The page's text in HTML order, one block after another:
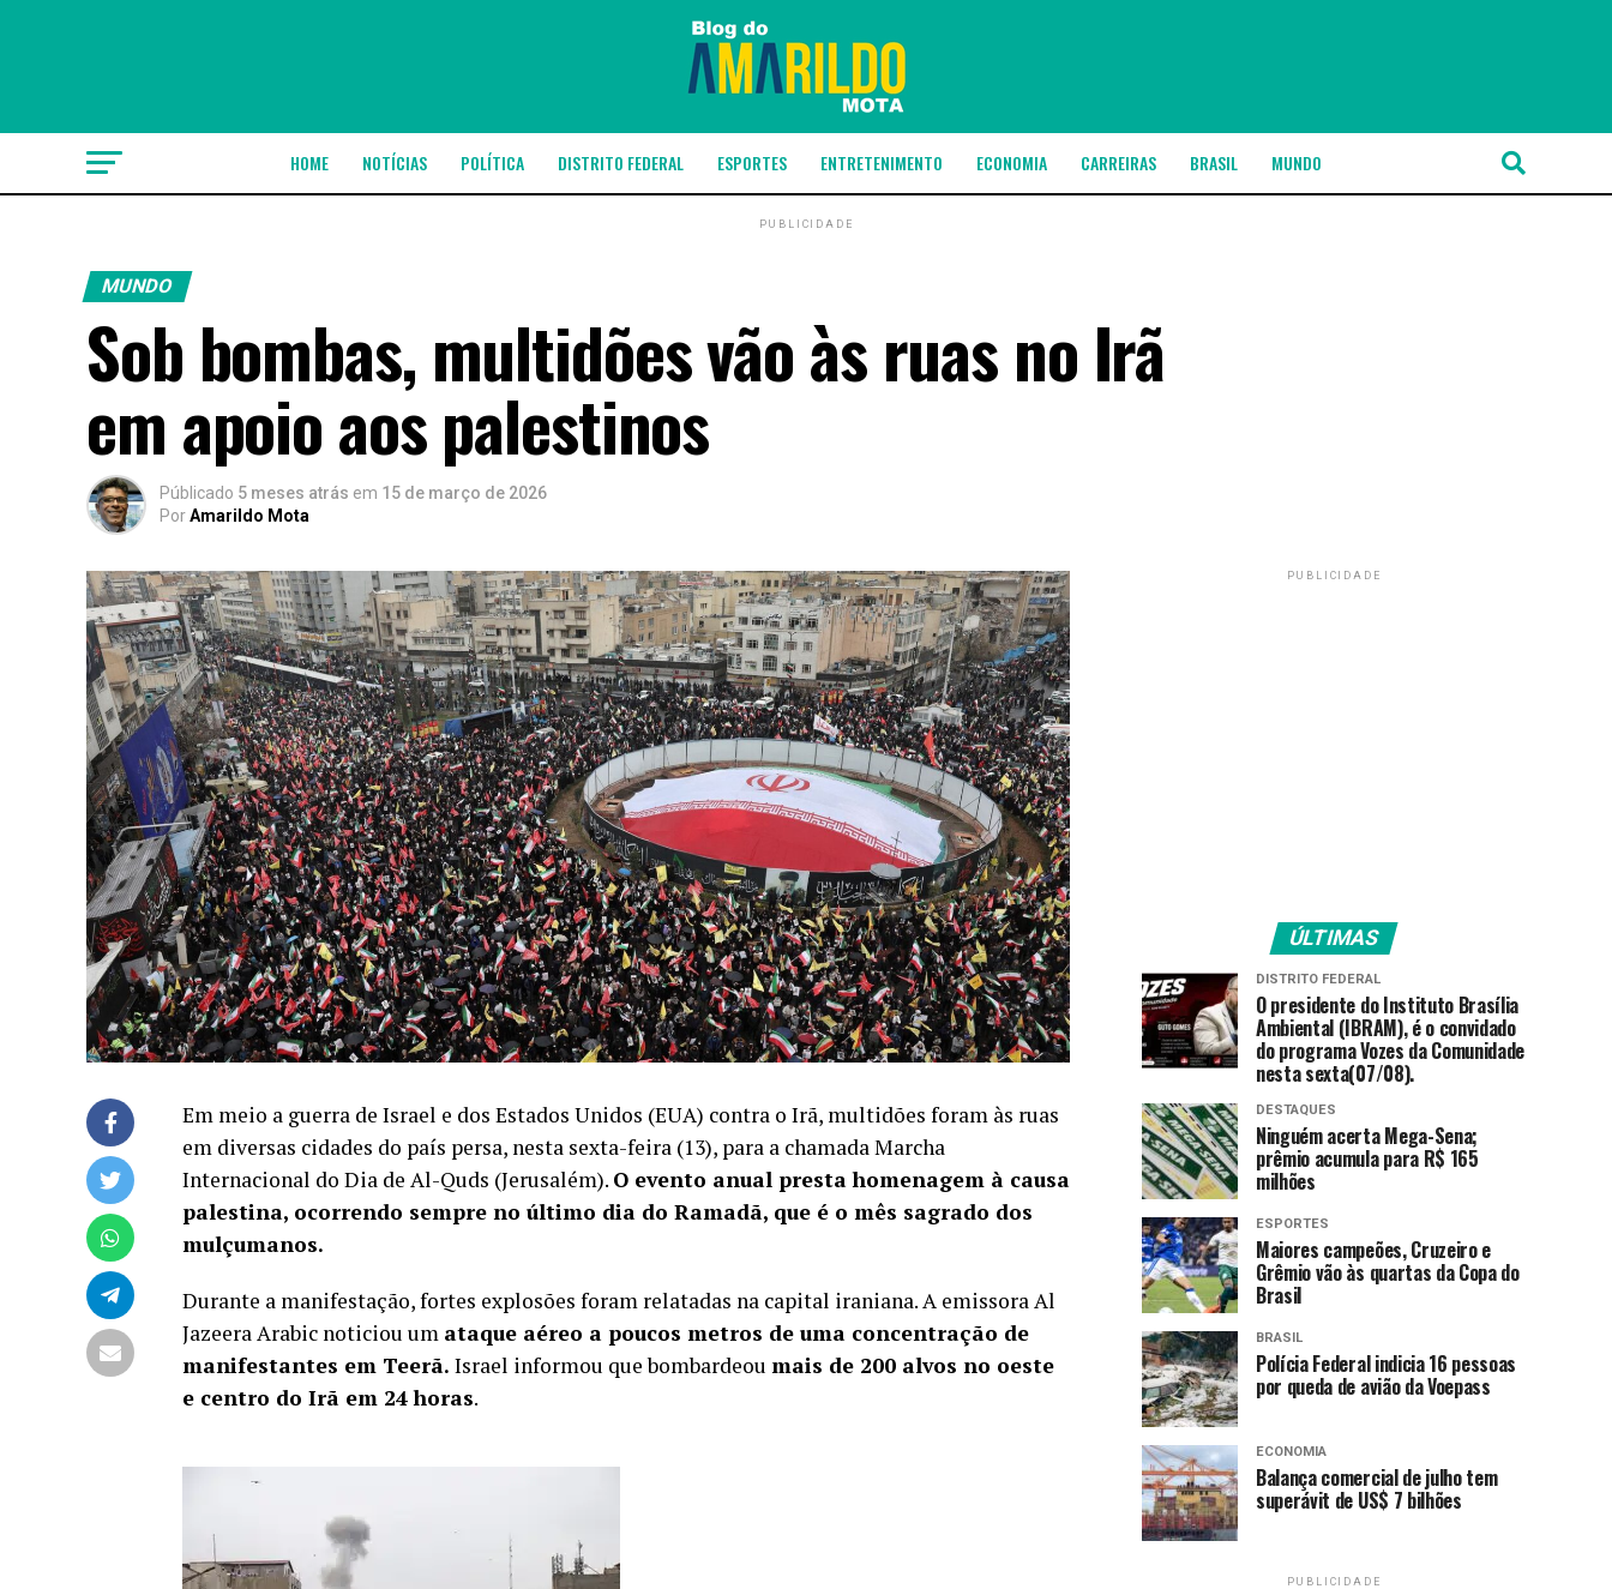
HOME NOTÍCIAS POLÍTICA DISTRITO FEDERAL ESPORTES ENTRETENIMENTO ECONOMIA CARREIRAS BRASIL MUNDO
PUBLICIDADE
MUNDO
Sob bombas, multidões vão às ruas no Irã
em apoio aos palestinos
Públicado 5 meses atrás em 15 de março de 2026
PorAmarildo Mota
Em meio a guerra de Israel e dos Estados Unidos (EUA) contra o Irã, multidões foram às ruas
em diversas cidades do país persa, nesta sexta-feira (13), para a chamada Marcha
Internacional do Dia de Al-Quds (Jerusalém). O evento anual presta homenagem à causa
palestina, ocorrendo sempre no último dia do Ramadã, que é o mês sagrado dos
mulçumanos.
Durante a manifestação, fortes explosões foram relatadas na capital iraniana. A emissora Al
Jazeera Arabic noticiou um ataque aéreo a poucos metros de uma concentração de
manifestantes em Teerã. Israel informou que bombardeou mais de 200 alvos no oeste
e centro do Irã em 24 horas.
PUBLICIDADE
ÚLTIMAS
DISTRITO FEDERAL
O presidente do Instituto Brasília
Ambiental (IBRAM), é o convidado
do programa Vozes da Comunidade
nesta sexta(07/08).
DESTAQUES
Ninguém acerta Mega-Sena;
prêmio acumula para R$ 165
milhões
ESPORTES
Maiores campeões, Cruzeiro e
Grêmio vão às quartas da Copa do
Brasil
BRASIL
Polícia Federal indicia 16 pessoas
por queda de avião da Voepass
ECONOMIA
Balança comercial de julho tem
superávit de US$ 7 bilhões
PUBLICIDADE